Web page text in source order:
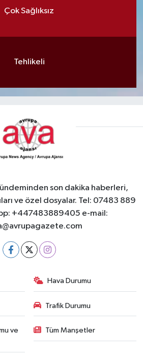
Çok Sağlıksız
Tehlikeli
son dakika haberleri,
ve özel dosyalar. Tel: 07483 889
+447483889405 e-mail:
Hava Durumu
Trafik Durumu
ve
Tüm Manşetler